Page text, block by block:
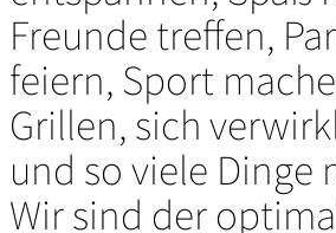
Freunde treffen,
feiern, Sport
Grillen, sich
und so viele Dinge
Wir sind der